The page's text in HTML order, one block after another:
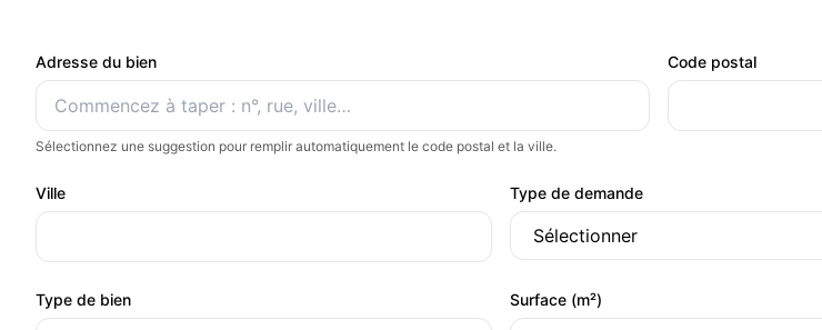
Adresse du bien
Sélectionnez une suggestion pour remplir automatiquement le code postal et la ville.
Code postal
Ville Type de demande
Type de bien Surface (m²)